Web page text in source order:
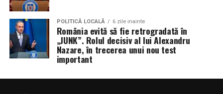
POLITICĂ LOCALĂ 6 zile inainte
România evită să fie retrogradată în
„JUNK”. Rolul decisiv al lui Alexandru
Nazare, în trecerea unui nou test
important